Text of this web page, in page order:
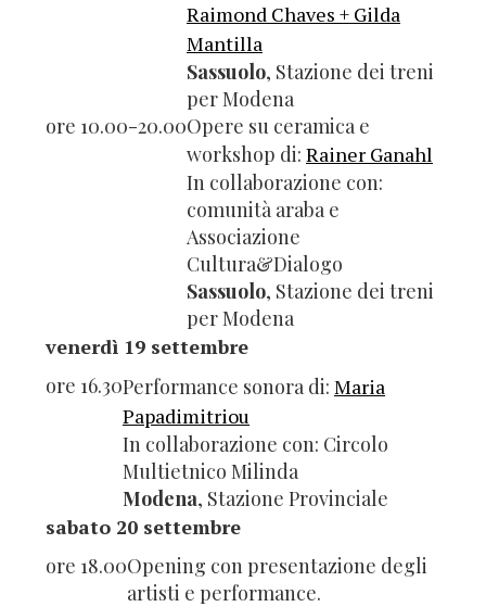
Raimond Chaves + Gilda
Mantilla
Sassuolo, Stazione dei treni
per Modena
ore 10.00-20.00Opere su ceramica e
workshop di: Rainer Ganahl
In collaborazione con:
comunità araba e
Associazione
Cultura&Dialogo
Sassuolo, Stazione dei treni
per Modena
venerdì 19 settembre
ore 16.30Performance sonora di: Maria
Papadimitriou
In collaborazione con: Circolo
Multietnico Milinda
Modena, Stazione Provinciale
sabato 20 settembre
ore 18.00Opening con presentazione degli
artisti e performance.